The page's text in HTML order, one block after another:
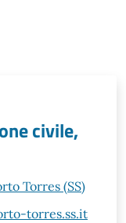
civile,
Torres (SS)
torres.ss.it